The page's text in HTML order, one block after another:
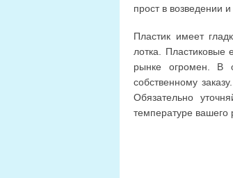
прост в возведении
Пластик имеет
лотка. Пластиковые
рынке огромен. В
собственному
Обязательно
температуре вашего